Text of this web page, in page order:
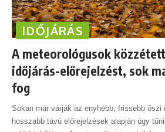
IDŐJÁRÁS
A meteorológusok
időjárás-előrejelzést, sok
fog
Sokan már várják az enyhébb, frissebb őszi
hosszabb távú előrejelzések alapján úgy